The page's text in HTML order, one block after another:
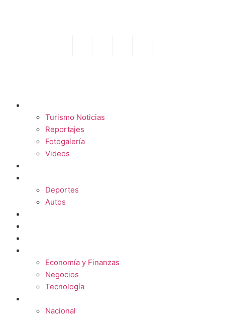
Turismo Noticias
Reportajes
Fotogalería
Videos
Deportes
Autos
Economía y Finanzas
Negocios
Tecnología
Nacional